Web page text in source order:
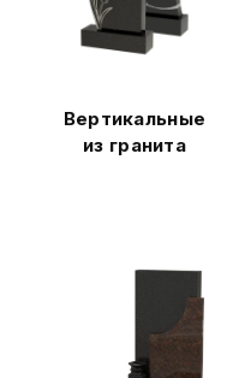
Вертикальные
из гранита